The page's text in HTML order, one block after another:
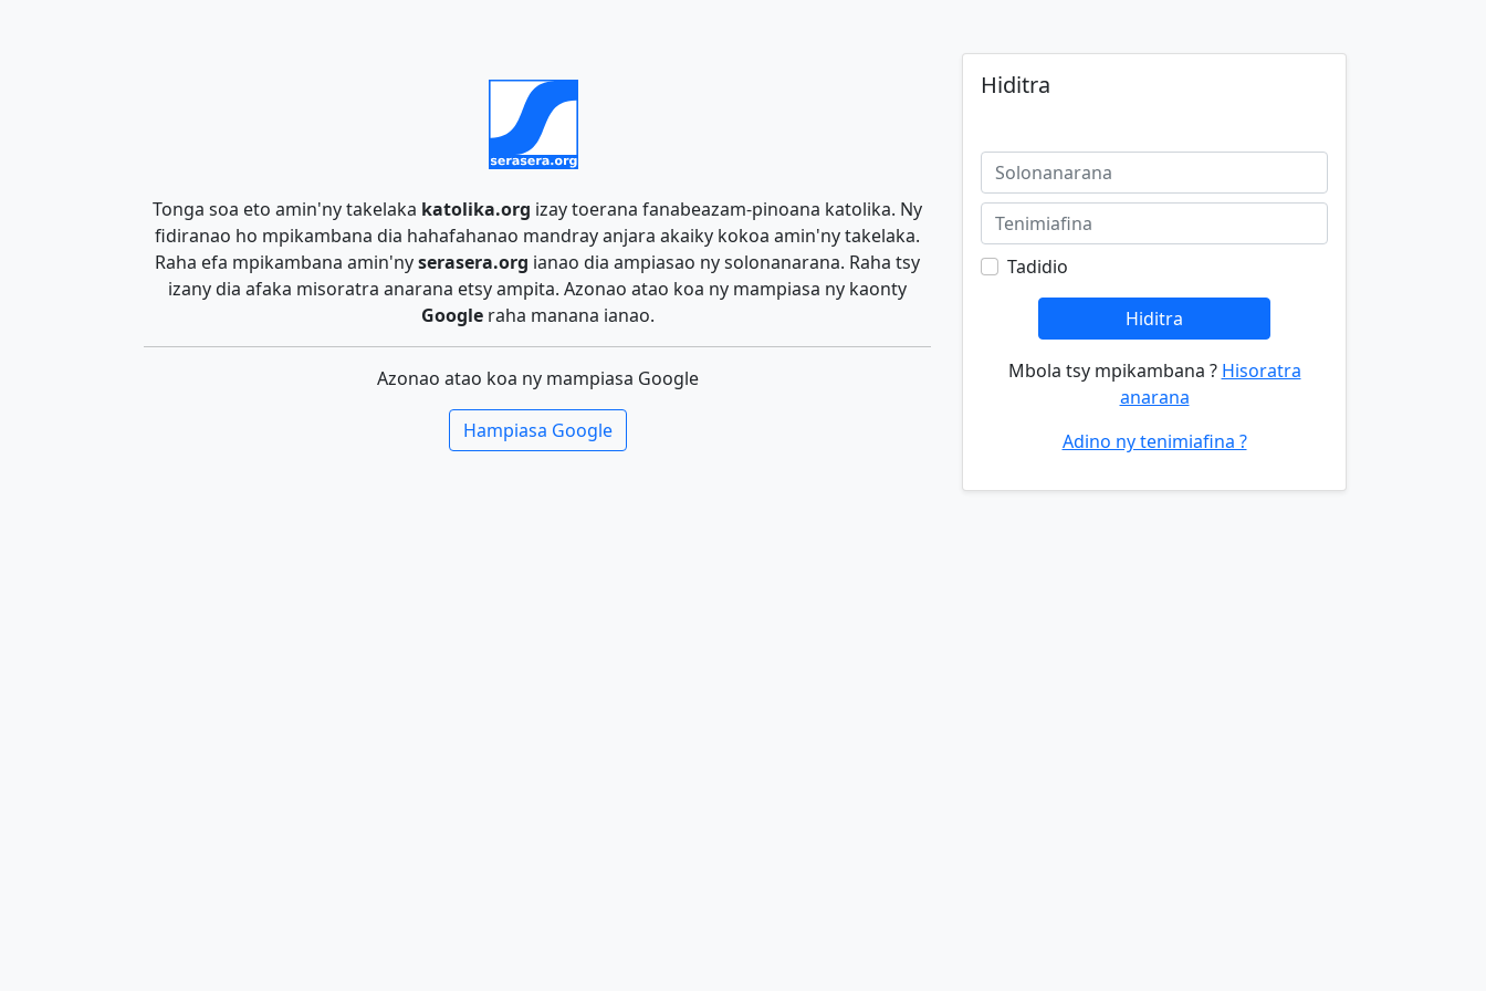
Tonga soa eto amin'ny takelaka katolika.org izay toerana fanabeazam-pinoana katolika. Ny
fidiranao ho mpikambana dia hahafahanao mandray anjara akaiky kokoa amin'ny takelaka.
Raha efa mpikambana amin'nyserasera.org ianao dia ampiasao ny solonanarana. Raha tsy
izany dia afaka misoratra anarana etsy ampita. Azonao atao koa ny mampiasa ny kaonty
Googleraha manana ianao.
Azonao atao koa ny mampiasa Google
Hampiasa Google
Hiditra
Tadidio
Hiditra
Mbola tsy mpikambana ? Hisoratra
anarana
Adino ny tenimiafina ?